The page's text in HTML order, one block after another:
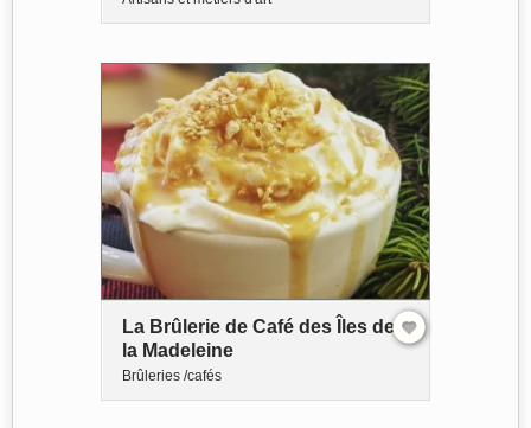
La Brûlerie de Café des Îles de
la Madeleine
Brûleries /cafés